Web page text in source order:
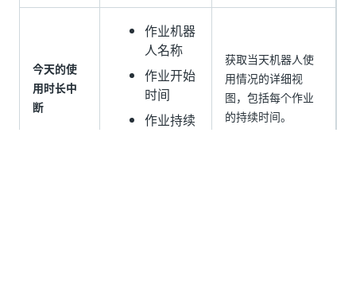
今天的使
用时长中
断
作业机器
人名称
作业开始
时间
作业持续
获取当天机器人使
用情况的详细视
图，包括每个作业
的持续时间。